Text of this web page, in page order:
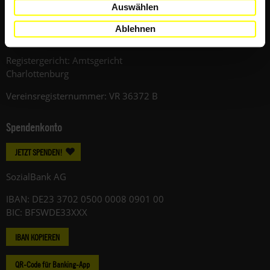
Auswählen
Ablehnen
12059 Berlin
Telefon: +49 (0)30 / 420248-0
Registergericht: Amtsgericht
Charlottenburg
Vereinsregisternummer: VR 36372 B
Spendenkonto
JETZT SPENDEN!
SozialBank AG
IBAN: DE23 3702 0500 0008 0901 00
BIC: BFSWDE33XXX
IBAN KOPIEREN
QR-Code für Banking-App